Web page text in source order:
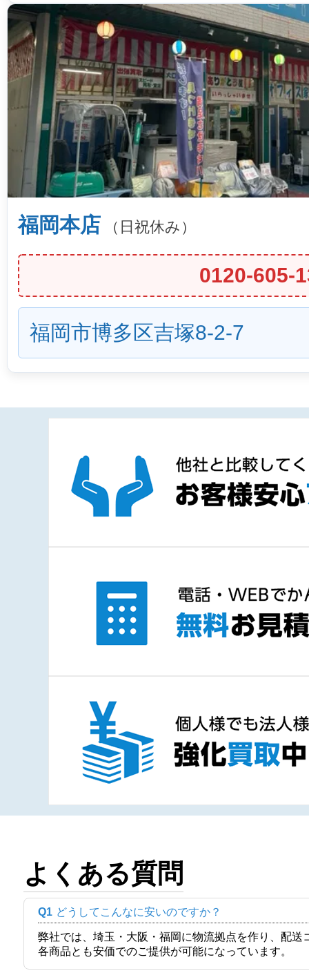
福岡本店 （日祝休み）
0120-605-
福岡市博多区吉塚8-2-7
よくある質問
Q1 どうしてこんなに安いのですか？
弊社では、埼玉・大阪・福岡に物流拠点を作り、配
各商品とも安価でのご提供が可能になっています。